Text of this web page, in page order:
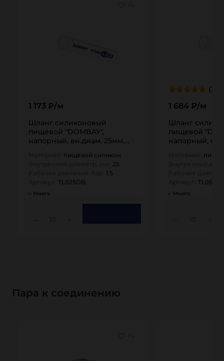
1 173 ₽/м
Шланг силиконовый
пищевой "DOMBAY",
напорный, вн.диам. 25мм,
пищевой силикон
25
1.5
TL025DB
Много
(3)
1 684 ₽/м
Шланг
пищевой
напорный,
Много
Пара к соединению